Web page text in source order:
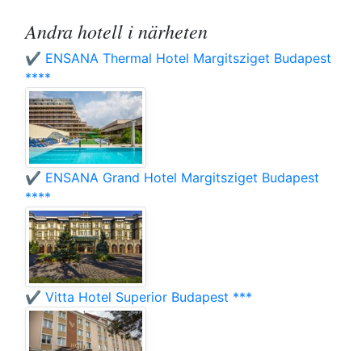
Andra hotell i närheten
✔️ ENSANA Thermal Hotel Margitsziget Budapest
****
✔️ ENSANA Grand Hotel Margitsziget Budapest
****
✔️ Vitta Hotel Superior Budapest ***